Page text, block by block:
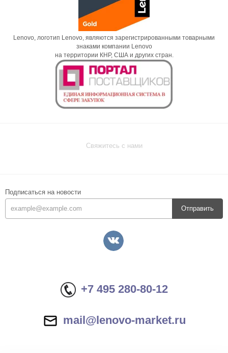
Lenovo, логотип Lenovo, являются зарегистрированными товарными
знаками компании Lenovo
на территории КНР, США и других стран.
Свяжитесь с нами
Подписаться на новости
Отправить
+7 495 280-80-12
mail@lenovo-market.ru